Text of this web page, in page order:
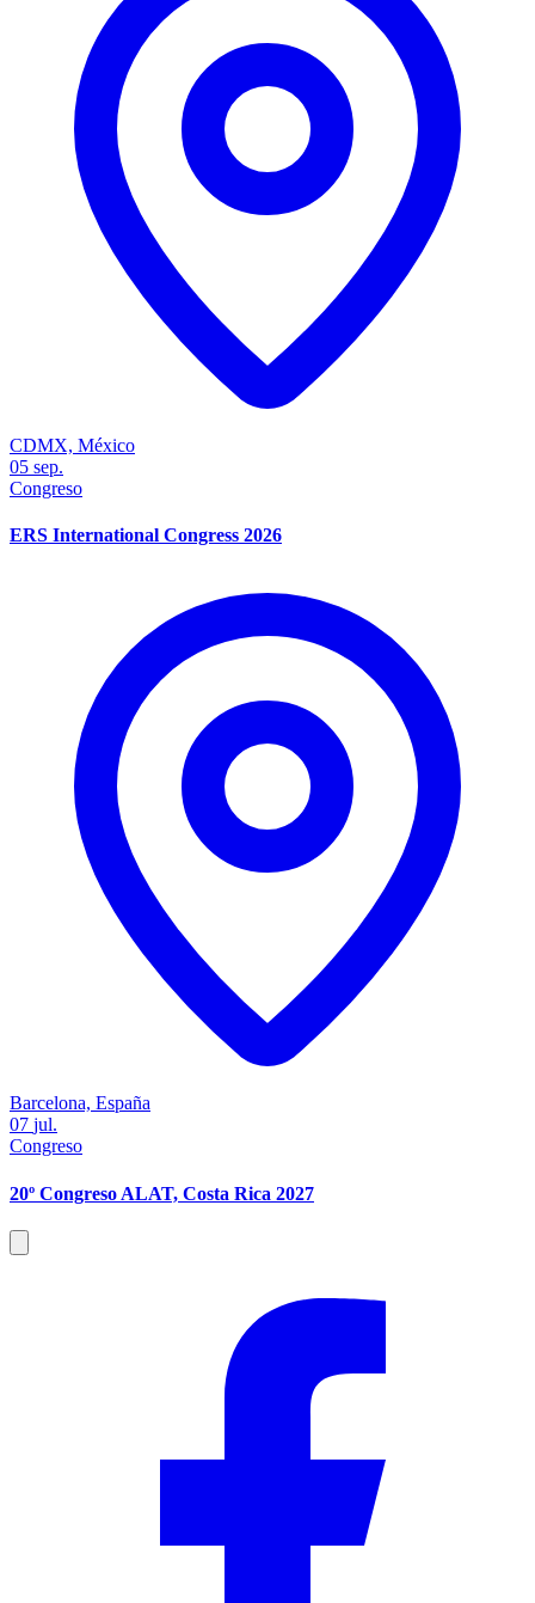
CDMX, México
05 sep.
Congreso
ERS International Congress 2026
Barcelona, España
07 jul.
Congreso
20º Congreso ALAT, Costa Rica 2027